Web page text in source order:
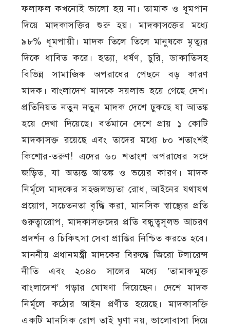
ফলাফল কখনোই ভালো হয় না। তামাক ও ধূমপান
দিয়ে মাদকাসক্তির শুরু হয়। মাদকাসক্তের মধ্যে
৯৮% ধূমপায়ী। মাদক তিলে তিলে মানুষকে মৃত্যুর
দিকে ধাবিত করে। হত্যা, ধর্ষণ, চুরি, ডাকাতিসহ
বিভিন্ন সামাজিক অপরাধের পেছনে বড় কারণ
মাদক। বাংলাদেশ মাদকে সয়লাভ হয়ে গেছে দেশ।
প্রতিনিয়ত নতুন নতুন মাদক দেশে ঢুকছে যা আতঙ্ক
হয়ে দেখা দিয়েছে। বর্তমানে দেশে প্রায় ১ কোটি
মাদকাসক্ত রয়েছে এবং তাদের মধ্যে ৮০ শতাংশই
কিশোর-তরুণ! এদের ৬০ শতাংশ অপরাধের সঙ্গে
জড়িত, যা অত্যন্ত আতঙ্ক ও ভয়ের কারণ। মাদক
নির্মূলে মাদকের সহজলভ্যতা রোধ, আইনের যথাযথ
প্রয়োগ, সচেতনতা বৃদ্ধি করা, মানসিক স্বাস্থ্যের প্রতি
গুরুত্বারোপ, মাদকাসক্তদের প্রতি বন্ধুত্বসূলভ আচরণ
প্রদর্শন ও চিকিৎসা সেবা প্রাপ্তির নিশ্চিত করতে হবে।
মাননীয় প্রধানমন্ত্রী মাদকের বিরুদ্ধে জিরো টলারেন্স
নীতি এবং ২০৪০ সালের মধ্যে ‘তামাকমুক্ত
বাংলাদেশ’ গড়ার ঘোষণা দিয়েছেন। দেশে মাদক
নির্মূলে কঠোর আইন প্রণীত হয়েছে। মাদকাসক্তি
একটি মানসিক রোগ তাই ঘৃণা নয়, ভালোবাসা দিয়ে